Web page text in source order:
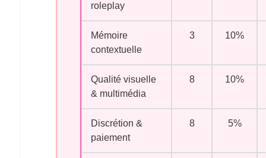
roleplay
Mémoire
contextuelle
3 10%
Qualité visuelle
& multimédia
8 10%
Discrétion &
paiement
8 5%